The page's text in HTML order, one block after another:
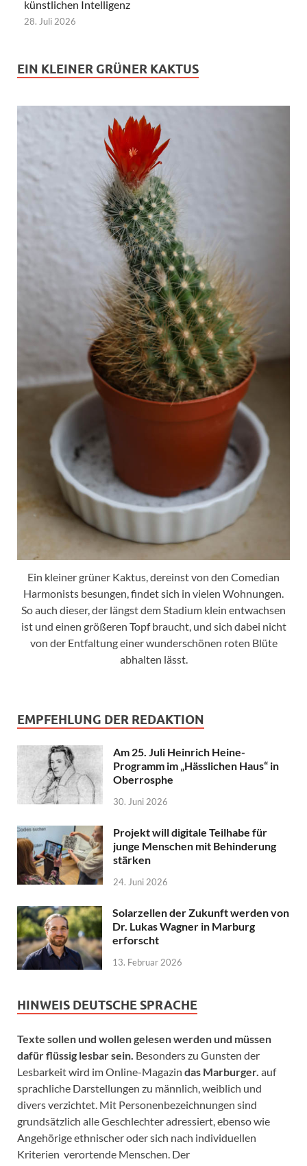
künstlichen Intelligenz
28. Juli 2026
EIN KLEINER GRÜNER KAKTUS
Ein kleiner grüner Kaktus, dereinst von den Comedian
Harmonists besungen, findet sich in vielen Wohnungen.
So auch dieser, der längst dem Stadium klein entwachsen
ist und einen größeren Topf braucht, und sich dabei nicht
von der Entfaltung einer wunderschönen roten Blüte
abhalten lässt.
EMPFEHLUNG DER REDAKTION
Am 25. Juli Heinrich Heine-
Programm im „Hässlichen Haus“ in
Oberrosphe
30. Juni 2026
Projekt will digitale Teilhabe für
junge Menschen mit Behinderung
stärken
24. Juni 2026
Solarzellen der Zukunft werden von
Dr. Lukas Wagner in Marburg
erforscht
13. Februar 2026
HINWEIS DEUTSCHE SPRACHE
Texte sollen und wollen gelesen werden und müssen
dafür flüssig lesbar sein. Besonders zu Gunsten der
Lesbarkeit wird im Online-Magazin das Marburger. auf
sprachliche Darstellungen zu männlich, weiblich und
divers verzichtet. Mit Personenbezeichnungen sind
grundsätzlich alle Geschlechter adressiert, ebenso wie
Angehörige ethnischer oder sich nach individuellen
Kriterien verortende Menschen. Der